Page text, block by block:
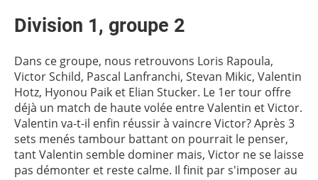
Division 1, groupe 2
Dans ce groupe, nous retrouvons Loris Rapoula,
Victor Schild, Pascal Lanfranchi, Stevan Mikic, Valentin
Hotz, Hyonou Paik et Elian Stucker. Le 1er tour offre
déjà un match de haute volée entre Valentin et Victor.
Valentin va-t-il enfin réussir à vaincre Victor? Après 3
sets menés tambour battant on pourrait le penser,
tant Valentin semble dominer mais, Victor ne se laisse
pas démonter et reste calme. Il finit par s'imposer au